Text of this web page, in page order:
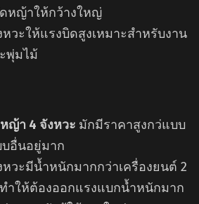
หญ้าให้กว้างใหญ่
หวะให้แรงบิดสูงเหมาะสำหรับงาน
พุ่มไม้
ญ้า 4 จังหวะ มักมีราคาสูงกว่แบบ
อื่นอยู่มาก
หวะมีน้ำหนักมากกว่าเครื่องยนต์ 2
ำให้ต้องออกแรงแบกน้ำหนักมาก